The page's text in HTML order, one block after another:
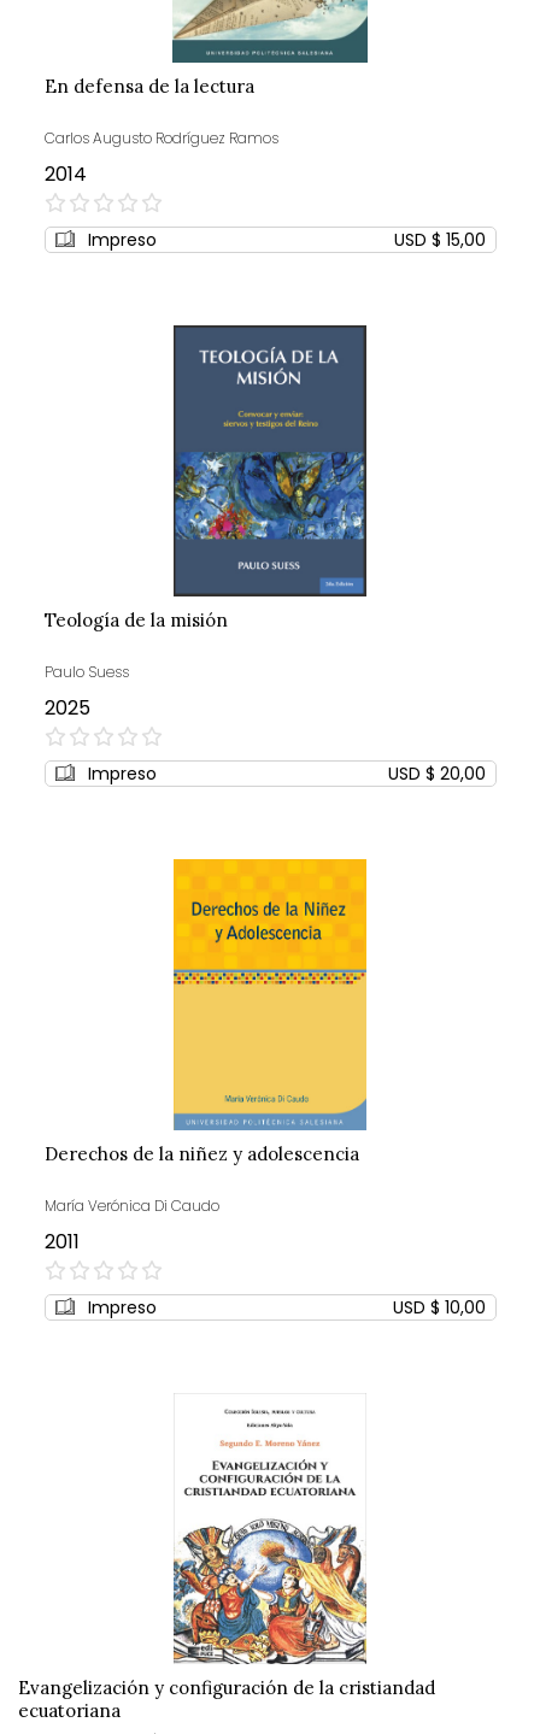
En defensa de la lectura
Carlos Augusto Rodríguez Ramos
2014
0%
Impreso USD $ 15,00
Teología de la misión
Paulo Suess
2025
0%
Impreso USD $ 20,00
Derechos de la niñez y adolescencia
María Verónica Di Caudo
2011
0%
Impreso USD $ 10,00
Evangelización y configuración de la cristiandad
ecuatoriana